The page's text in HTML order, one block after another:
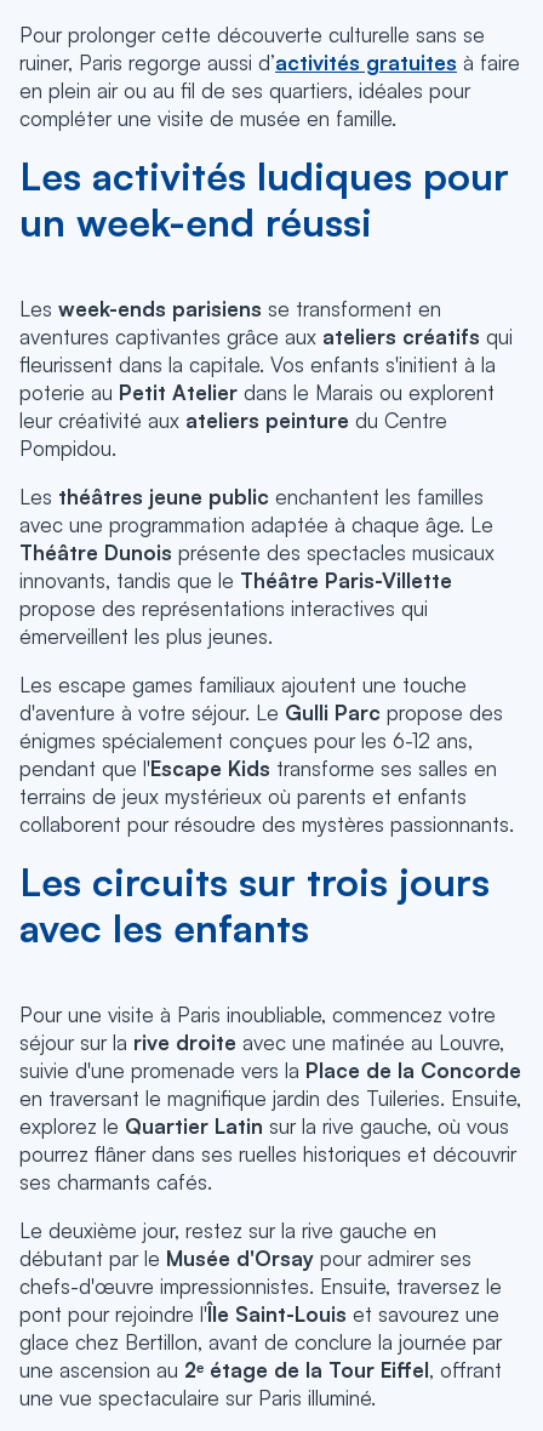
Pour prolonger cette découverte culturelle sans se
ruiner, Paris regorge aussi d’activités gratuites à faire
en plein air ou au fil de ses quartiers, idéales pour
compléter une visite de musée en famille.
Les activités ludiques pour
un week-end réussi
Les week-ends parisiens se transforment en
aventures captivantes grâce aux ateliers créatifs qui
fleurissent dans la capitale. Vos enfants s'initient à la
poterie au Petit Atelier dans le Marais ou explorent
leur créativité aux ateliers peinture du Centre
Pompidou.
Les théâtres jeune public enchantent les familles
avec une programmation adaptée à chaque âge. Le
Théâtre Dunois présente des spectacles musicaux
innovants, tandis que le Théâtre Paris-Villette
propose des représentations interactives qui
émerveillent les plus jeunes.
Les escape games familiaux ajoutent une touche
d'aventure à votre séjour. Le Gulli Parc propose des
énigmes spécialement conçues pour les 6-12 ans,
pendant que l'Escape Kids transforme ses salles en
terrains de jeux mystérieux où parents et enfants
collaborent pour résoudre des mystères passionnants.
Les circuits sur trois jours
avec les enfants
Pour une visite à Paris inoubliable, commencez votre
séjour sur la rive droite avec une matinée au Louvre,
suivie d'une promenade vers la Place de la Concorde
en traversant le magnifique jardin des Tuileries. Ensuite,
explorez le Quartier Latin sur la rive gauche, où vous
pourrez flâner dans ses ruelles historiques et découvrir
ses charmants cafés.
Le deuxième jour, restez sur la rive gauche en
débutant par le Musée d'Orsay pour admirer ses
chefs-d'œuvre impressionnistes. Ensuite, traversez le
pont pour rejoindre l'Île Saint-Louis et savourez une
glace chez Bertillon, avant de conclure la journée par
une ascension au 2ᵉ étage de la Tour Eiffel, offrant
une vue spectaculaire sur Paris illuminé.